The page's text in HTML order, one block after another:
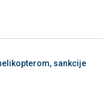
sankcije